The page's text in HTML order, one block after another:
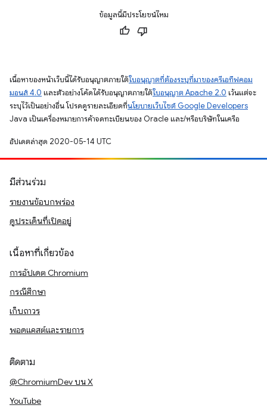
ข้อมูลนี้มีประโยชน์ไหม
เนื้อหาของหน้าเว็บนี้ได้รับอนุญาตภายใต้ใบอนุญาตที่ต้องระบุที่มาของครีเอทีฟคอม
มอนส์ 4.0 และตัวอย่างโค้ดได้รับอนุญาตภายใต้ใบอนุญาต Apache 2.0 เว้นแต่จะ
ระบุไว้เป็นอย่างอื่น โปรดดูรายละเอียดที่นโยบายเว็บไซต์ Google Developers
Java เป็นเครื่องหมายการค้าจดทะเบียนของ Oracle และ/หรือบริษัทในเครือ
อัปเดตล่าสุด 2020-05-14 UTC
มีส่วนร่วม
รายงานข้อบกพร่อง
ดูประเด็นที่เปิดอยู่
เนื้อหาที่เกี่ยวข้อง
การอัปเดต Chromium
กรณีศึกษา
เก็บถาวร
พอดแคสต์และรายการ
ติดตาม
@ChromiumDev บน X
YouTube